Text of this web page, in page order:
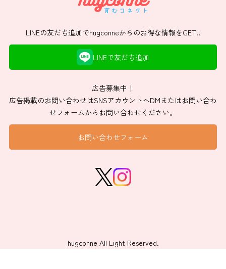
LINEの友だち追加でhugconneからのお得な情報をGET!!
LINEで友だち追加
広告募集中！
広告掲載のお問い合わせはSNSアカウントへDMまたはお問い合わ
せフォームからお問い合わせください。
お問い合わせフォーム
hugconne All Light Reserved.